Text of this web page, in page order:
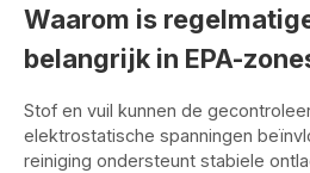
Waarom is
belangrijk in EPA-
Stof en vuil kunnen de
elektrostatische spanningen
reiniging ondersteunt stabiele